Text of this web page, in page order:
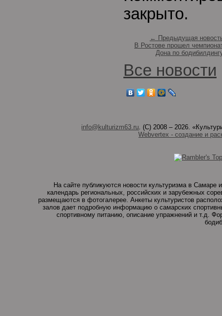
закрыто.
← Предыдущая
В Ростове прошел
Дона по
Все новости
info@kulturizm63.ru. (C) 2008 – 2026.
Webvertex - создание и
На сайте публикуются новости культуризма в
календарь региональных, российских и зарубежных
размещаются в фотогалерее. Анкеты культуристов
залов дает подробную информацию о самарских
спортивному питанию, описание упражнений и т.д.